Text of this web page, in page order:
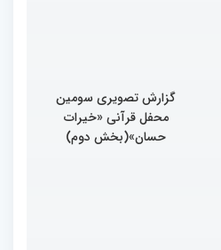
گزارش تصویری سومین
محفل قرآنی «خیرات
حسان»(بخش دوم)